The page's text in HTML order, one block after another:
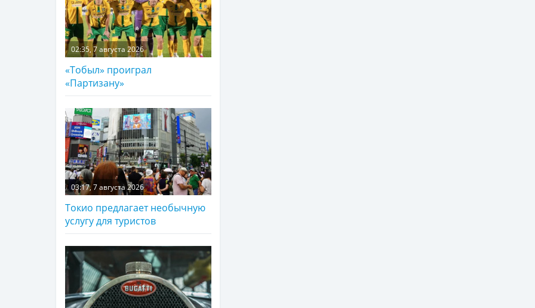
02:35, 7 августа 2026
«Тобыл» проиграл
«Партизану»
03:17, 7 августа 2026
Токио предлагает необычную
услугу для туристов